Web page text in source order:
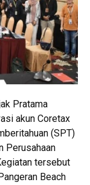
Pratama
akun Coretax
(SPT)
Perusahaan
tersebut
Beach